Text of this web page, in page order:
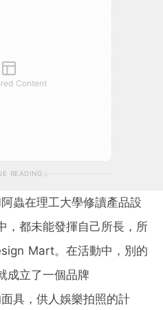
Content
READING
蟲在理工大學修讀產品設
，都未能發揮自己所長，所
Mart。在活動中，別的
成立了一個品牌
具，供人娛樂拍照的計